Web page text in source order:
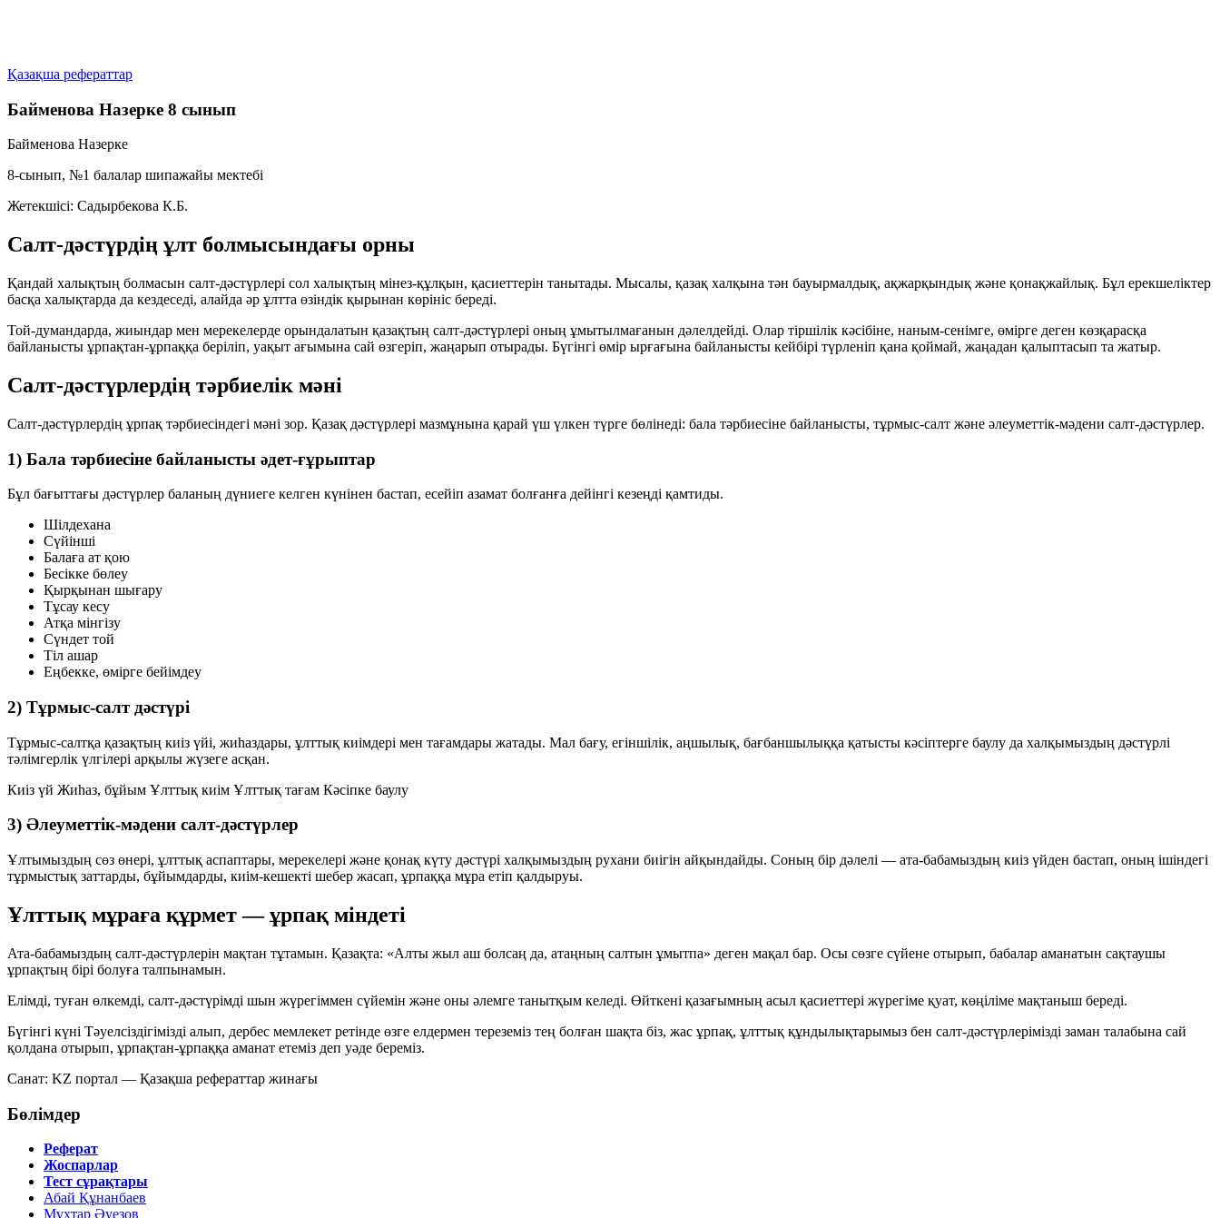
Қазақша рефераттар
Байменова Назерке 8 сынып
Байменова Назерке
8-сынып, №1 балалар шипажайы мектебі
Жетекшісі: Садырбекова К.Б.
Салт-дәстүрдің ұлт болмысындағы орны
Қандай халықтың болмасын салт-дәстүрлері сол халықтың мінез-құлқын, қасиеттерін танытады. Мысалы, қазақ халқына тән бауырмалдық, ақжарқындық және қонақжайлық. Бұл ерекшеліктер
басқа халықтарда да кездеседі, алайда әр ұлтта өзіндік қырынан көрініс береді.
Той-думандарда, жиындар мен мерекелерде орындалатын қазақтың салт-дәстүрлері оның ұмытылмағанын дәлелдейді. Олар тіршілік кәсібіне, наным-сенімге, өмірге деген көзқарасқа
байланысты ұрпақтан-ұрпаққа беріліп, уақыт ағымына сай өзгеріп, жаңарып отырады. Бүгінгі өмір ырғағына байланысты кейбірі түрленіп қана қоймай, жаңадан қалыптасып та жатыр.
Салт-дәстүрлердің тәрбиелік мәні
Салт-дәстүрлердің ұрпақ тәрбиесіндегі мәні зор. Қазақ дәстүрлері мазмұнына қарай үш үлкен түрге бөлінеді: бала тәрбиесіне байланысты, тұрмыс-салт және әлеуметтік-мәдени салт-дәстүрлер.
1) Бала тәрбиесіне байланысты әдет-ғұрыптар
Бұл бағыттағы дәстүрлер баланың дүниеге келген күнінен бастап, есейіп азамат болғанға дейінгі кезеңді қамтиды.
Шілдехана
Сүйінші
Балаға ат қою
Бесікке бөлеу
Қырқынан шығару
Тұсау кесу
Атқа мінгізу
Сүндет той
Тіл ашар
Еңбекке, өмірге бейімдеу
2) Тұрмыс-салт дәстүрі
Тұрмыс-салтқа қазақтың киіз үйі, жиһаздары, ұлттық киімдері мен тағамдары жатады. Мал бағу, егіншілік, аңшылық, бағбаншылыққа қатысты кәсіптерге баулу да халқымыздың дәстүрлі
тәлімгерлік үлгілері арқылы жүзеге асқан.
Киіз үй Жиһаз, бұйым Ұлттық киім Ұлттық тағам Кәсіпке баулу
3) Әлеуметтік-мәдени салт-дәстүрлер
Ұлтымыздың сөз өнері, ұлттық аспаптары, мерекелері және қонақ күту дәстүрі халқымыздың рухани биігін айқындайды. Соның бір дәлелі — ата-бабамыздың киіз үйден бастап, оның ішіндегі
тұрмыстық заттарды, бұйымдарды, киім-кешекті шебер жасап, ұрпаққа мұра етіп қалдыруы.
Ұлттық мұраға құрмет — ұрпақ міндеті
Ата-бабамыздың салт-дәстүрлерін мақтан тұтамын. Қазақта: «Алты жыл аш болсаң да, атаңның салтын ұмытпа» деген мақал бар. Осы сөзге сүйене отырып, бабалар аманатын сақтаушы
ұрпақтың бірі болуға талпынамын.
Елімді, туған өлкемді, салт-дәстүрімді шын жүрегіммен сүйемін және оны әлемге танытқым келеді. Өйткені қазағымның асыл қасиеттері жүрегіме қуат, көңіліме мақтаныш береді.
Бүгінгі күні Тәуелсіздігімізді алып, дербес мемлекет ретінде өзге елдермен тереземіз тең болған шақта біз, жас ұрпақ, ұлттық құндылықтарымыз бен салт-дәстүрлерімізді заман талабына сай
қолдана отырып, ұрпақтан-ұрпаққа аманат етеміз деп уәде береміз.
Санат: KZ портал — Қазақша рефераттар жинағы
Бөлімдер
Реферат
Жоспарлар
Тест сұрақтары
Абай Құнанбаев
Мұхтар Әуезов